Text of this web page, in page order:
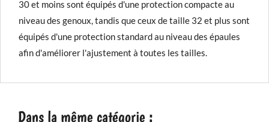
30 et moins sont équipés d'une protection compacte au
niveau des genoux, tandis que ceux de taille 32 et plus sont
équipés d'une protection standard au niveau des épaules
afin d'améliorer l'ajustement à toutes les tailles.
Dans la même catégorie :